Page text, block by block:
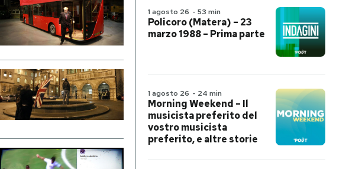
1 agosto 26 - 53 min
Policoro (Matera) – 23
marzo 1988 – Prima parte
1 agosto 26 - 24 min
Morning Weekend – Il
musicista preferito del
vostro musicista
preferito, e altre storie